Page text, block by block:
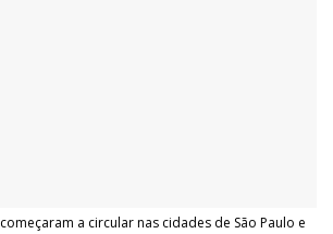
a circular nas cidades de São Paulo e